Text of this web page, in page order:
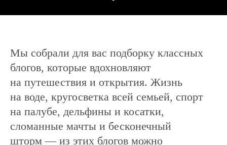
Мы собрали для вас подборку классных
блогов, которые вдохновляют
на путешествия и открытия. Жизнь
на воде, кругосветка всей семьей, спорт
на палубе, дельфины и косатки,
сломанные мачты и бесконечный
шторм — из этих блогов можно